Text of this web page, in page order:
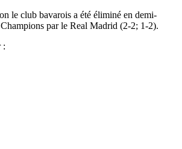
le club bavarois a été éliminé en demi-
par le Real Madrid (2-2; 1-2).
: